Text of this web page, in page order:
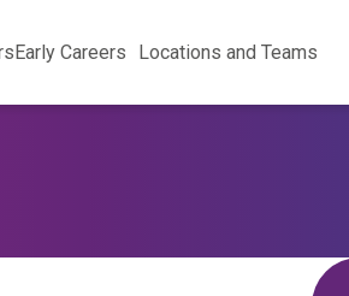
Early Careers Locations and Teams